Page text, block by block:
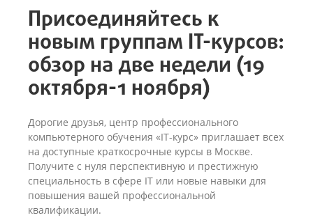
Присоединяйтесь к
новым группам IT-курсов:
обзор на две недели (19
октября-1 ноября)
Дорогие друзья, центр профессионального
компьютерного обучения «IT-курс» приглашает всех
на доступные краткосрочные курсы в Москве.
Получите с нуля перспективную и престижную
специальность в сфере IT или новые навыки для
повышения вашей профессиональной
квалификации.